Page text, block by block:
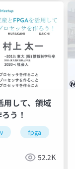
用して、領域
う！
fpga
52.2K